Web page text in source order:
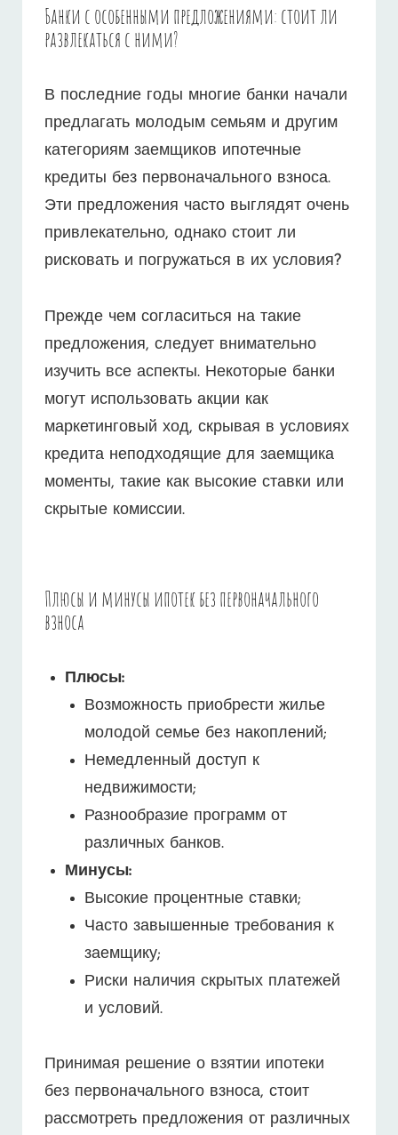
Банки с особенными предложениями: стоит ли
развлекаться с ними?
В последние годы многие банки начали
предлагать молодым семьям и другим
категориям заемщиков ипотечные
кредиты без первоначального взноса.
Эти предложения часто выглядят очень
привлекательно, однако стоит ли
рисковать и погружаться в их условия?
Прежде чем согласиться на такие
предложения, следует внимательно
изучить все аспекты. Некоторые банки
могут использовать акции как
маркетинговый ход, скрывая в условиях
кредита неподходящие для заемщика
моменты, такие как высокие ставки или
скрытые комиссии.
Плюсы и минусы ипотек без первоначального
взноса
Плюсы:
Возможность приобрести жилье
молодой семье без накоплений;
Немедленный доступ к
недвижимости;
Разнообразие программ от
различных банков.
Минусы:
Высокие процентные ставки;
Часто завышенные требования к
заемщику;
Риски наличия скрытых платежей
и условий.
Принимая решение о взятии ипотеки
без первоначального взноса, стоит
рассмотреть предложения от различных